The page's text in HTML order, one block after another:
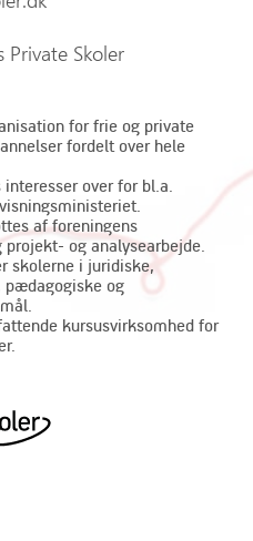
Private Skoler
for frie og private
fordelt over hele
over for bl.a.
af foreningens
og analysearbejde.
skolerne i juridiske,
og
kursusvirksomhed for